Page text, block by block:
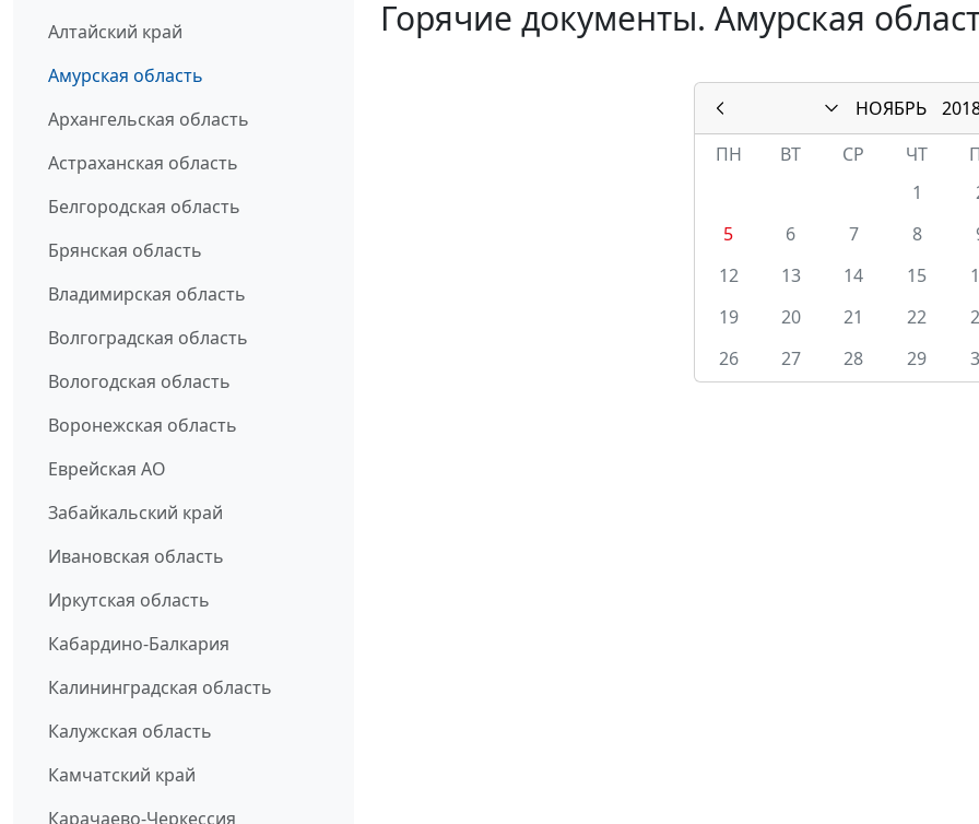
Алтайский край
Амурская область
Архангельская область
Астраханская область
Белгородская область
Брянская область
Владимирская область
Волгоградская область
Вологодская область
Воронежская область
Еврейская АО
Забайкальский край
Ивановская область
Иркутская область
Кабардино-Балкария
Калининградская область
Калужская область
Камчатский край
Карачаево-Черкессия
Горячие документы. Амурская
НОЯБРЬ
ПН
ВТ СР ЧТ
1
5
6 7 8
12
13 14 15
19
20 21 22
26
27 28 29